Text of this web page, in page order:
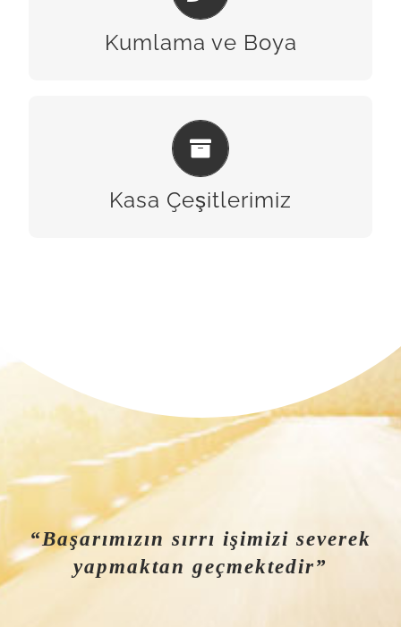
Kumlama ve Boya
Kasa Çeşitlerimiz
KASA ÇEŞITLERIMIZ
“Başarımızın sırrı işimizi severek
yapmaktan geçmektedir”